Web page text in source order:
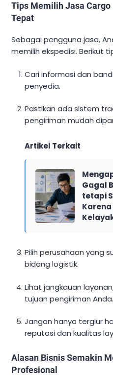
Tips Memilih Jasa
Tepat
Sebagai pengguna jasa,
memilih ekspedisi. Berikut
Cari informasi dan
penyedia.
Pastikan ada sistem
pengiriman mudah
Artikel Terkait
Gagal
tetapi
Karena
Pilih perusahaan yang
bidang logistik.
Lihat jangkauan
tujuan pengiriman Anda.
Jangan hanya tergiur
reputasi dan kualitas
Alasan Bisnis Semakin
Profesional